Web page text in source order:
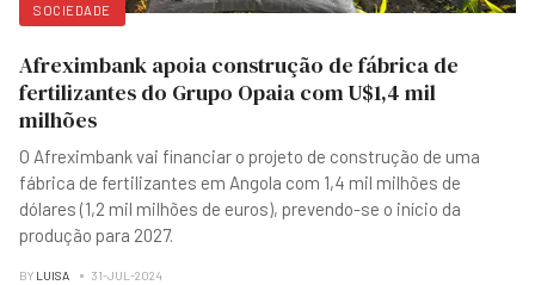
SOCIEDADE
Afreximbank apoia construção de fábrica de
fertilizantes do Grupo Opaia com U$1,4 mil
milhões
O Afreximbank vai financiar o projeto de construção de uma
fábrica de fertilizantes em Angola com 1,4 mil milhões de
dólares (1,2 mil milhões de euros), prevendo-se o início da
produção para 2027.
BY LUISA 31-JUL-2024